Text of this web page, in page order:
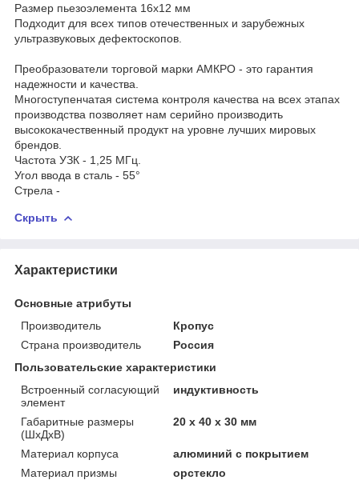
Размер пьезоэлемента 16х12 мм
Подходит для всех типов отечественных и зарубежных
ультразвуковых дефектоскопов.
Преобразователи торговой марки АМКРО - это гарантия
надежности и качества.
Многоступенчатая система контроля качества на всех этапах
производства позволяет нам серийно производить
высококачественный продукт на уровне лучших мировых
брендов.
Частота УЗК - 1,25 МГц.
Угол ввода в сталь - 55°
Стрела -
Скрыть
Характеристики
Основные атрибуты
Производитель
Кропус
Страна производитель
Россия
Пользовательские характеристики
Встроенный согласующий
элемент
индуктивность
Габаритные размеры
(ШхДхВ)
20 х 40 х 30 мм
Материал корпуса
алюминий с покрытием
Материал призмы
орстекло